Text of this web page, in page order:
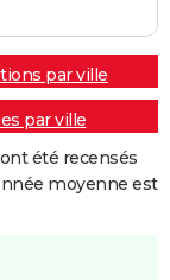
par ville
par ville
été recensés
moyenne est